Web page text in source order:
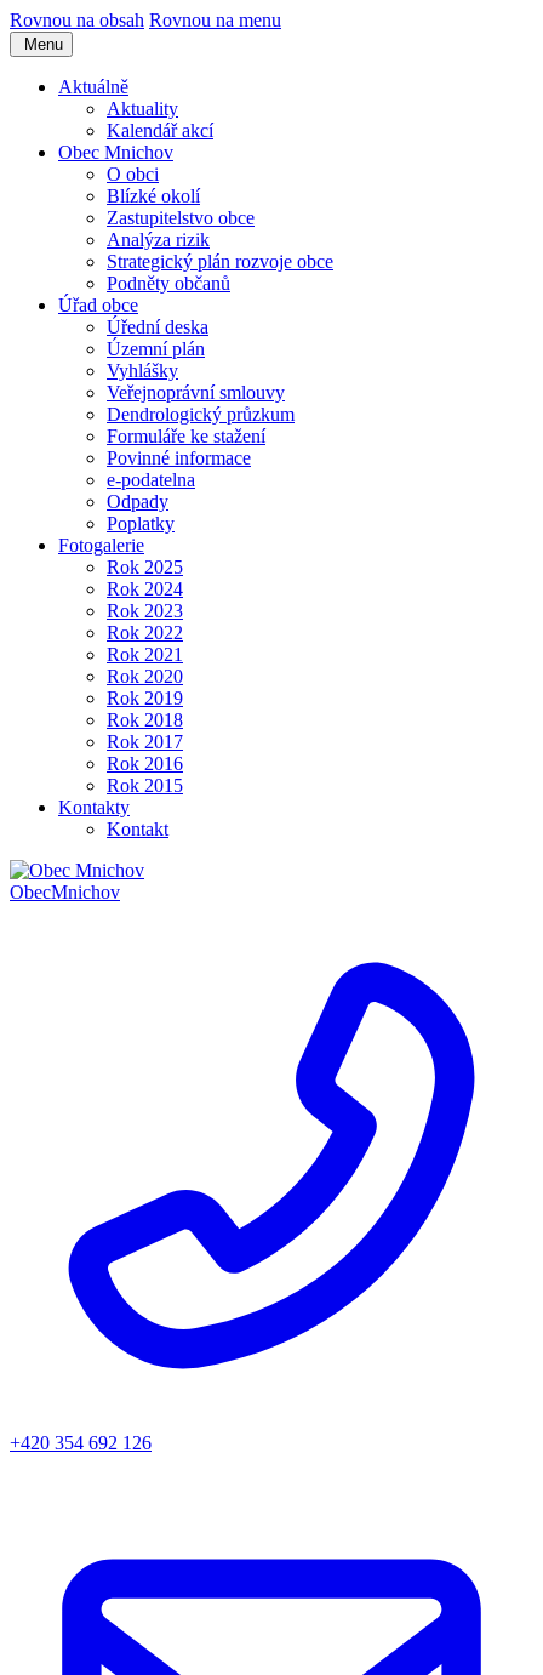
Rovnou na obsah Rovnou na menu
Menu
Aktuálně
Aktuality
Kalendář akcí
Obec Mnichov
O obci
Blízké okolí
Zastupitelstvo obce
Analýza rizik
Strategický plán rozvoje obce
Podněty občanů
Úřad obce
Úřední deska
Územní plán
Vyhlášky
Veřejnoprávní smlouvy
Dendrologický průzkum
Formuláře ke stažení
Povinné informace
e-podatelna
Odpady
Poplatky
Fotogalerie
Rok 2025
Rok 2024
Rok 2023
Rok 2022
Rok 2021
Rok 2020
Rok 2019
Rok 2018
Rok 2017
Rok 2016
Rok 2015
Kontakty
Kontakt
ObecMnichov
+420 354 692 126